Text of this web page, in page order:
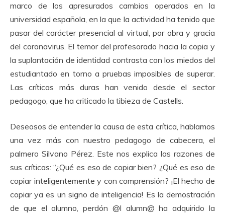
marco de los apresurados cambios operados en la
universidad española, en la que la actividad ha tenido que
pasar del carácter presencial al virtual, por obra y gracia
del coronavirus. El temor del profesorado hacia la copia y
la suplantación de identidad contrasta con los miedos del
estudiantado en torno a pruebas imposibles de superar.
Las críticas más duras han venido desde el sector
pedagogo, que ha criticado la tibieza de Castells.
Deseosos de entender la causa de esta crítica, hablamos
una vez más con nuestro pedagogo de cabecera, el
palmero Silvano Pérez. Este nos explica las razones de
sus críticas: “¿Qué es eso de copiar bien? ¿Qué es eso de
copiar inteligentemente y con comprensión? ¡El hecho de
copiar ya es un signo de inteligencia! Es la demostración
de que el alumno, perdón @l alumn@ ha adquirido la